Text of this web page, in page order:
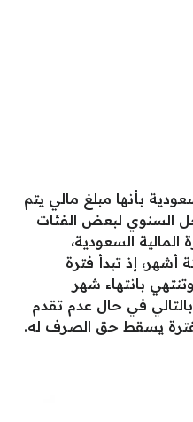
بأنها مبلغ مالي يتم
السنوي لبعض الفئات
السعودية،
إذ تبدأ فترة
بانتهاء شهر
في حال عدم تقدم
يسقط حق الصرف له.